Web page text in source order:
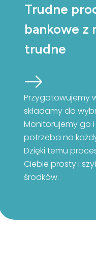
Trudne
bankowe z
trudne
Przygotowujemy
składamy do
Monitorujemy go
potrzeba na
Dzięki temu
Ciebie prosty i
środków.